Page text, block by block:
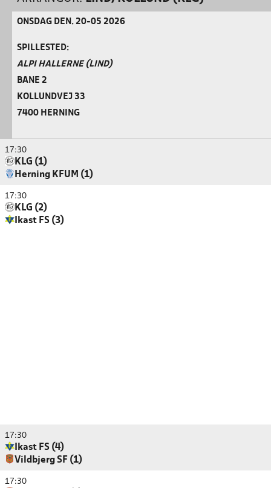
ONSDAG DEN. 20-05 2026
SPILLESTED:
ALPI HALLERNE (LIND)
BANE 2
KOLLUNDVEJ 33
7400 HERNING
17:30
KLG (1)
Herning KFUM (1)
17:30
KLG (2)
Ikast FS (3)
17:30
Ikast FS (4)
Vildbjerg SF (1)
17:30